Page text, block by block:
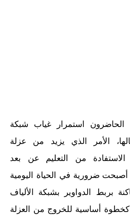
استمرار غياب شبكة
الأمر الذي يزيد من عزلة
من التعليم عن بعد
أصبحت ضرورية في الحياة اليومية
بربط الدواوير بشبكة الألياف
كخطوة أساسية للخروج من العزلة